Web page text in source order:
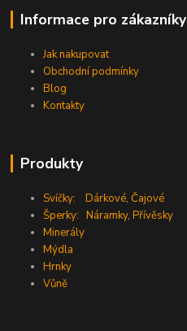
Informace pro zákazníky
Jak nakupovat
Obchodní podmínky
Blog
Kontakty
Produkty
Svíčky: Dárkové,Čajové
Šperky: Náramky,Přívěsky
Minerály
Mýdla
Hrnky
Vůně